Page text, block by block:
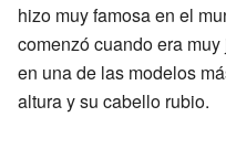
hizo muy famosa en el
comenzó cuando era
en una de las modelos
altura y su cabello rubio.